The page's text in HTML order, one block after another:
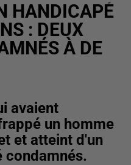
HANDICAPÉ
: DEUX
À DE
avaient
un homme
et atteint d'un
condamnés.